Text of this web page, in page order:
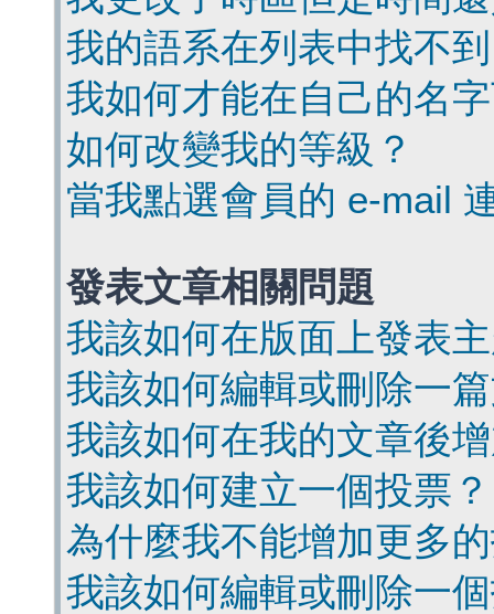
我的語系在列表中找不
我如何才能在自己的名
如何改變我的等級？
當我點選會員的 e-mail
發表文章相關問題
我該如何在版面上發表
我該如何編輯或刪除一
我該如何在我的文章後
我該如何建立一個投票？
為什麼我不能增加更多
我該如何編輯或刪除一